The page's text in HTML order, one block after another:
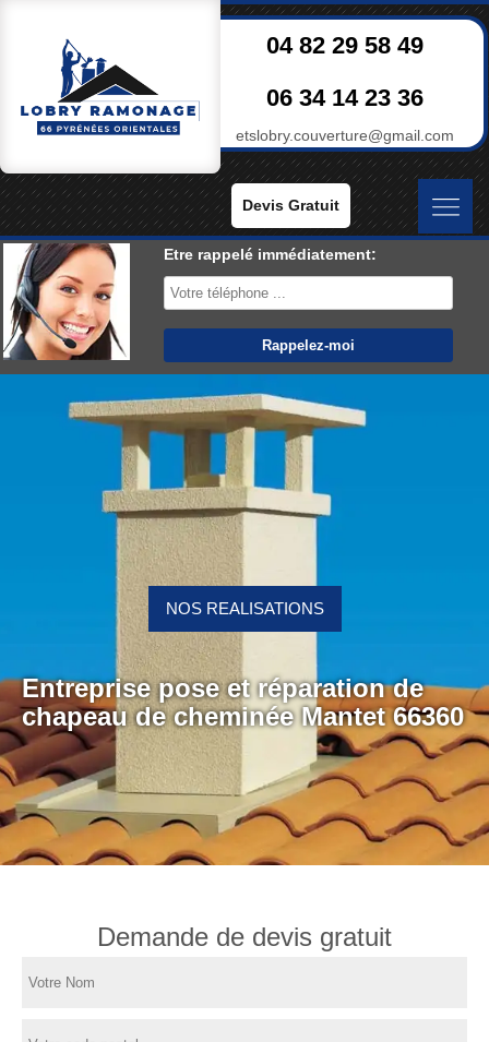
04 82 29 58 49
06 34 14 23 36
etslobry.couverture@gmail.com
Devis Gratuit
Etre rappelé immédiatement:
Entreprise pose et réparation de
chapeau de cheminée Mantet 66360
NOS REALISATIONS
Demande de devis gratuit